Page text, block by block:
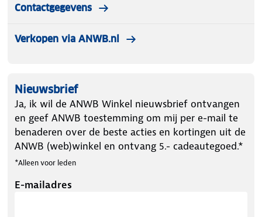
Contactgegevens
Verkopen via ANWB.nl
Nieuwsbrief
Ja, ik wil de ANWB Winkel nieuwsbrief ontvangen
en geef ANWB toestemming om mij per e-mail te
benaderen over de beste acties en kortingen uit de
ANWB (web)winkel en ontvang 5.- cadeautegoed.*
*Alleen voor leden
E-mailadres